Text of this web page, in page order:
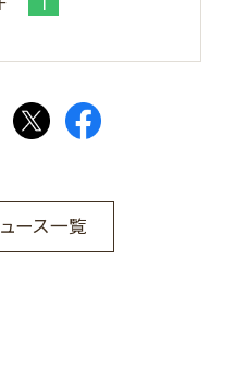
ース一覧